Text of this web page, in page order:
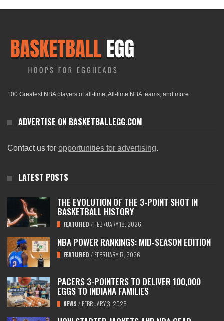
100 Greatest NBA players of all-time, All-time NBA teams, and more.
ADVERTISE ON BASKETBALLEGG.COM
Contact us for opportunities for advertising.
LATEST POSTS
THE EVOLUTION OF THE 3-POINT SHOT IN
BASKETBALL HISTORY
FEATURED / FEBRUARY 18, 2026
NBA POWER RANKINGS: MID-SEASON EDITION
FEATURED / FEBRUARY 17, 2026
PACERS 3-POINTERS TO DELIVER 100,000
EGGS TO INDIANA FAMILIES
NEWS / FEBRUARY 3, 2026